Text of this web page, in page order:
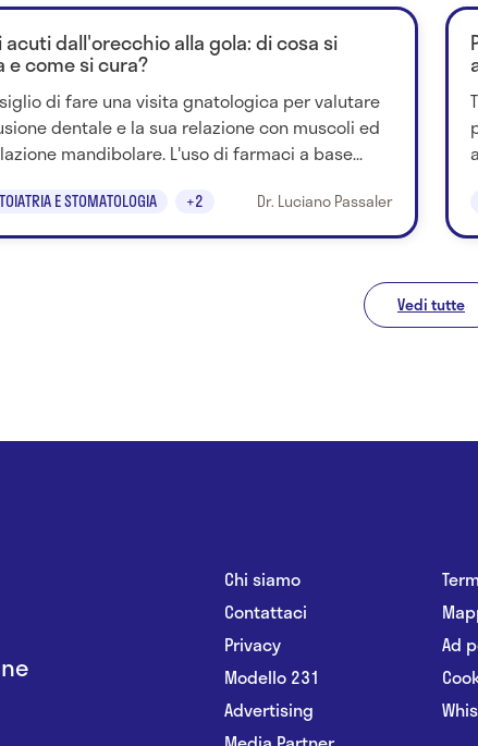
acuti dall'orecchio alla gola: di cosa si
come si cura?
di fare una visita gnatologica per valutare
dentale e la sua relazione con muscoli ed
mandibolare. L'uso di farmaci a base...
E STOMATOLOGIA +2 Dr. Luciano Passaler
Vedi tutte
Chi siamo
Contattaci
Privacy
Modello 231
Advertising
Ad